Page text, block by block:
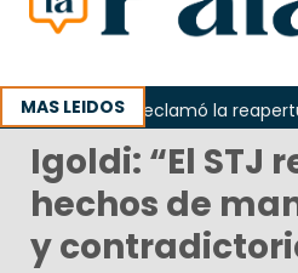
MAS LEIDOS
Odarda reclamó la reapertura
Igoldi: “El STJ
hechos de
y